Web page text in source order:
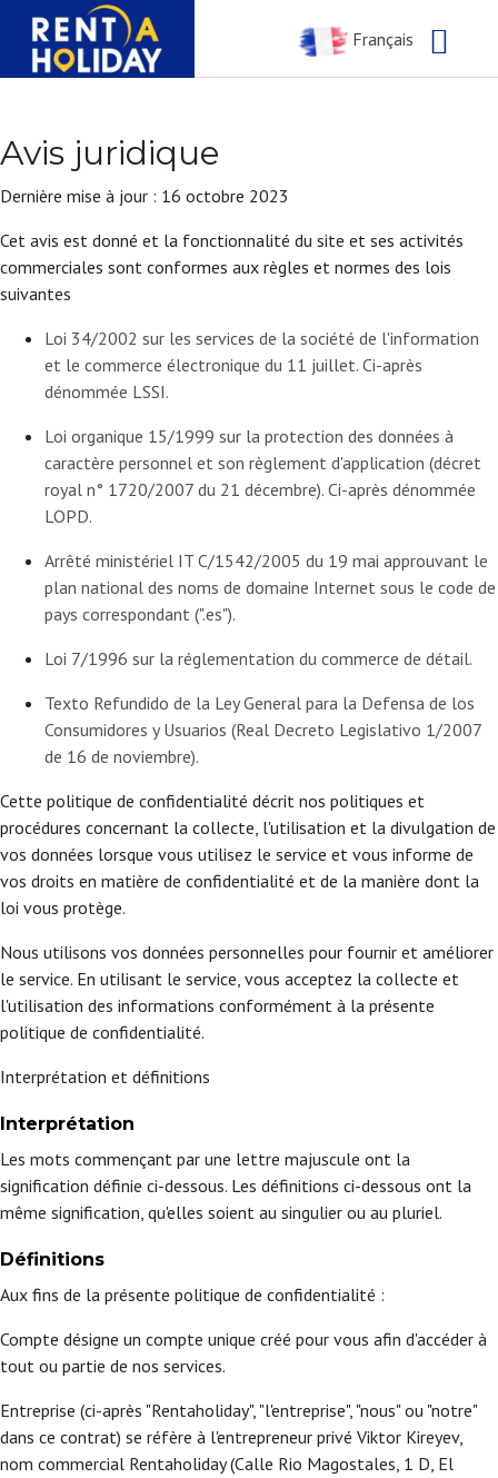
Français
Avis juridique
Dernière mise à jour : 16 octobre 2023
Cet avis est donné et la fonctionnalité du site et ses activités
commerciales sont conformes aux règles et normes des lois
suivantes
Loi 34/2002 sur les services de la société de l'information
et le commerce électronique du 11 juillet. Ci-après
dénommée LSSI.
Loi organique 15/1999 sur la protection des données à
caractère personnel et son règlement d'application (décret
royal n° 1720/2007 du 21 décembre). Ci-après dénommée
LOPD.
Arrêté ministériel IT C/1542/2005 du 19 mai approuvant le
plan national des noms de domaine Internet sous le code de
pays correspondant (".es").
Loi 7/1996 sur la réglementation du commerce de détail.
Texto Refundido de la Ley General para la Defensa de los
Consumidores y Usuarios (Real Decreto Legislativo 1/2007
de 16 de noviembre).
Cette politique de confidentialité décrit nos politiques et
procédures concernant la collecte, l'utilisation et la divulgation de
vos données lorsque vous utilisez le service et vous informe de
vos droits en matière de confidentialité et de la manière dont la
loi vous protège.
Nous utilisons vos données personnelles pour fournir et améliorer
le service. En utilisant le service, vous acceptez la collecte et
l'utilisation des informations conformément à la présente
politique de confidentialité.
Interprétation et définitions
Interprétation
Les mots commençant par une lettre majuscule ont la
signification définie ci-dessous. Les définitions ci-dessous ont la
même signification, qu'elles soient au singulier ou au pluriel.
Définitions
Aux fins de la présente politique de confidentialité :
Compte désigne un compte unique créé pour vous afin d'accéder à
tout ou partie de nos services.
Entreprise (ci-après "Rentaholiday", "l'entreprise", "nous" ou "notre"
dans ce contrat) se réfère à l'entrepreneur privé Viktor Kireyev,
nom commercial Rentaholiday (Calle Rio Magostales, 1 D, El